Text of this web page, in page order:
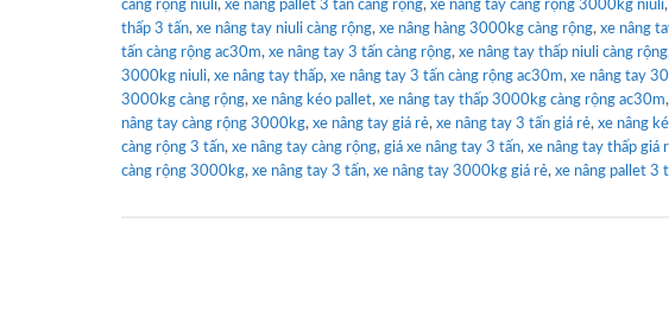
càng rộng niuli, xe nâng pallet 3 tấn càng rộng, xe nâng tay càng rộng 3000kg niuli,
thấp 3 tấn, xe nâng tay niuli càng rộng, xe nâng hàng 3000kg càng rộng, xe nâng
tấn càng rộng ac30m, xe nâng tay 3 tấn càng rộng, xe nâng tay thấp niuli càng rộng
3000kg niuli, xe nâng tay thấp, xe nâng tay 3 tấn càng rộng ac30m, xe nâng tay
3000kg càng rộng, xe nâng kéo pallet, xe nâng tay thấp 3000kg càng rộng ac30m,
nâng tay càng rộng 3000kg, xe nâng tay giá rẻ, xe nâng tay 3 tấn giá rẻ, xe nâng
càng rộng 3 tấn, xe nâng tay càng rộng, giá xe nâng tay 3 tấn, xe nâng tay thấp giá
càng rộng 3000kg, xe nâng tay 3 tấn, xe nâng tay 3000kg giá rẻ, xe nâng pallet 3